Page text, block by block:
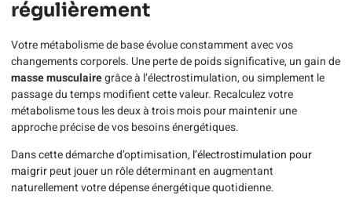
régulièrement
Votre métabolisme de base évolue constamment avec vos
changements corporels. Une perte de poids significative, un gain de
masse musculairegrâce à l’électrostimulation, ou simplement le
passage du temps modifient cette valeur. Recalculez votre
métabolisme tous les deux à trois mois pour maintenir une
approche précise de vos besoins énergétiques.
Dans cette démarche d’optimisation, l’électrostimulation pour
maigrirpeut jouer un rôle déterminant en augmentant
naturellement votre dépense énergétique quotidienne.